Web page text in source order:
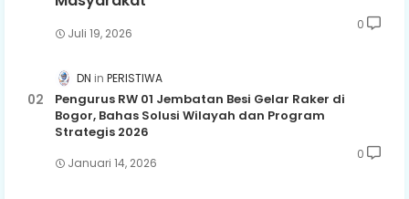
Juli 19, 2026
0
DN PERISTIWA
Pengurus RW 01 Jembatan Besi Gelar Raker di
Bogor, Bahas Solusi Wilayah dan Program
Strategis 2026
Januari 14, 2026
0